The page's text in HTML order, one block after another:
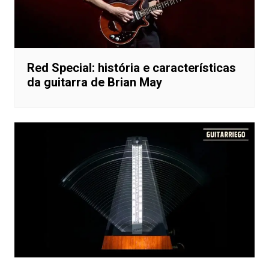
Red Special: história e características
da guitarra de Brian May